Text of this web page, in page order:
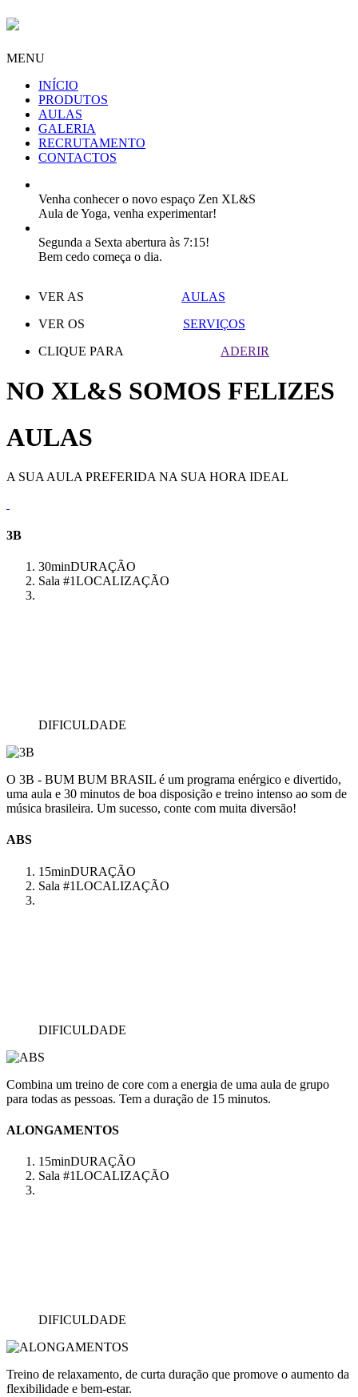
MENU
INÍCIO
PRODUTOS
AULAS
GALERIA
RECRUTAMENTO
CONTACTOS
Venha conhecer o novo espaço Zen XL&S
Aula de Yoga, venha experimentar!
Segunda a Sexta abertura às 7:15!
Bem cedo começa o dia.
VER AS
AULAS
VER OS
SERVIÇOS
CLIQUE PARA
ADERIR
NO XL&S SOMOS FELIZES
AULAS
A SUA AULA PREFERIDA NA SUA HORA IDEAL
3B
30minDURAÇÃO
Sala #1LOCALIZAÇÃO
DIFICULDADE
O 3B - BUM BUM BRASIL é um programa enérgico e divertido,
uma aula e 30 minutos de boa disposição e treino intenso ao som de
música brasileira. Um sucesso, conte com muita diversão!
ABS
15minDURAÇÃO
Sala #1LOCALIZAÇÃO
DIFICULDADE
Combina um treino de core com a energia de uma aula de grupo
para todas as pessoas. Tem a duração de 15 minutos.
ALONGAMENTOS
15minDURAÇÃO
Sala #1LOCALIZAÇÃO
DIFICULDADE
Treino de relaxamento, de curta duração que promove o aumento da
flexibilidade e bem-estar.